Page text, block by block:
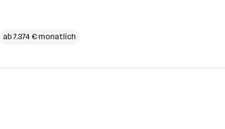
ab 7.374 € monatlich